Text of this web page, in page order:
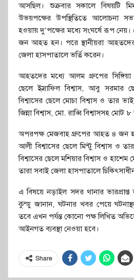
আসছিল। শুক্রবার সকালে বিষয়টি
উভয়পক্ষের উপস্থিতিতে আলোচনা
হওয়ায় দু’পক্ষের মধ্যে সংঘর্ষে রূপ
জন আহত হন। পরে স্থানীয়রা
জেলা হাসপাতালে ভর্তি করেন।
আহতদের মধ্যে আলম গ্রুপের সিঙ্গিয়া
ছেলে ইস্রাফিল বিশ্বাস, আবু সরমার
বিশ্বাসের ছেলে মোচা বিশ্বাস ও তার
জিন্না বিশ্বাস, মো. রাব্বি বিশ্বাসসহ মোট
অপরপক্ষ মেজবাহ গ্রুপের আহত ৪ জন
আলী বিশ্বাসের ছেলে মিন্টু বিশ্বাস ও
বিশ্বাসের ছেলে মশিয়ার বিশ্বাস ও হাশেম
তারা সবাই জেলা হাসপাতালে
এ বিষয়ে নড়াইল সদর থানার
কুন্ডু জানান, ঘটনার খবর পেয়ে
তবে এখন পর্যন্ত কোনো পক্ষ লিখিত
আইনগত ব্যবস্থা নেওয়া হবে।
Share